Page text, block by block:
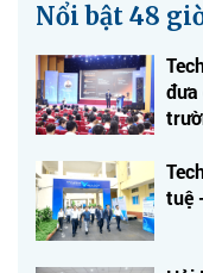
Nổi bật 48
đưa
tuệ